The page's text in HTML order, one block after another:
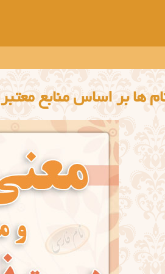
ها بر اساس منابع معتبر